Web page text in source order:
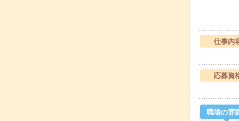
仕事内
応募資
職場の雰